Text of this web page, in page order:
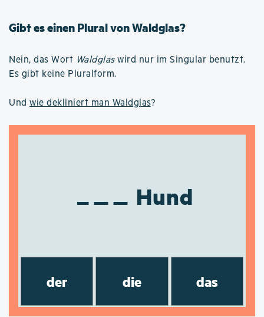
Gibt es einen Plural von Waldglas?
Nein, das Wort Waldglaswird nur im Singular benutzt.
Es gibt keine Pluralform.
Und wie dekliniert man Waldglas?
Hund
der die das